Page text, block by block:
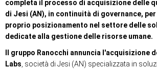
completa il processo di acquisizione delle
di Jesi (AN), in continuità di governance,
proprio posizionamento nel settore delle
dedicate alla gestione delle risorse umane.
Il gruppo Ranocchi annuncia l'acquisizione
Labs , società di Jesi (AN) specializzata in